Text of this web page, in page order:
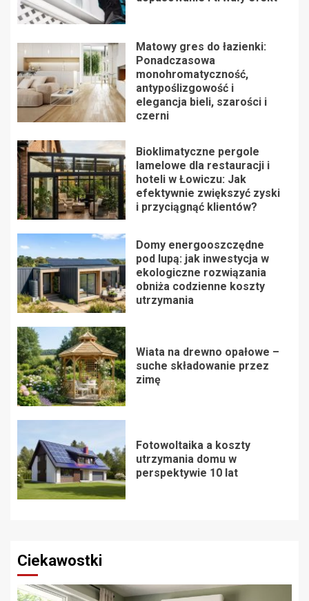
Matowy gres do łazienki:
Ponadczasowa
monohromatyczność,
antypoślizgowość i
elegancja bieli, szarości i
czerni
Bioklimatyczne pergole
lamelowe dla restauracji i
hoteli w Łowiczu: Jak
efektywnie zwiększyć zyski
i przyciągnąć klientów?
Domy energooszczędne
pod lupą: jak inwestycja w
ekologiczne rozwiązania
obniża codzienne koszty
utrzymania
Wiata na drewno opałowe –
suche składowanie przez
zimę
Fotowoltaika a koszty
utrzymania domu w
perspektywie 10 lat
Ciekawostki